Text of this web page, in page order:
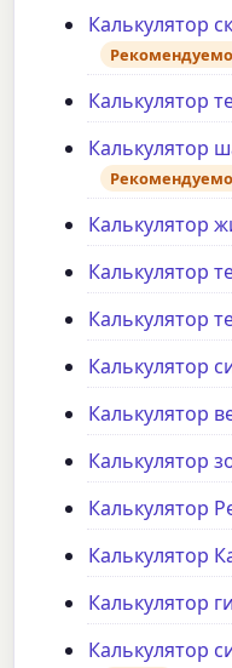
Калькулятор
Калькулятор
Калькулятор
Калькулятор
Калькулятор
Калькулятор
Калькулятор
Калькулятор
Калькулятор
Калькулятор
Калькулятор
Калькулятор
Калькулятор